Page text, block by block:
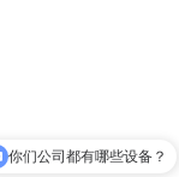
你们公司都有哪些设备？